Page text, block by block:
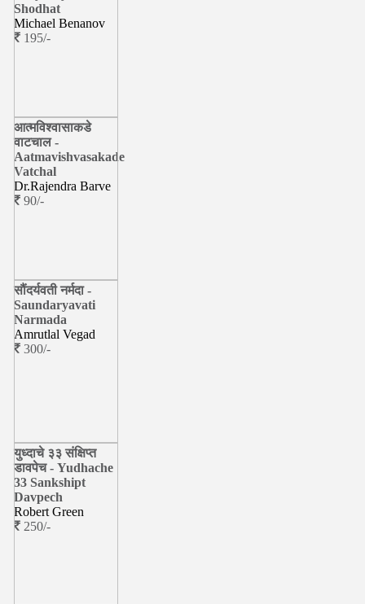
Shodhat
Michael Benanov
195/-
आत्मविश्वासाकडे
वाटचाल -
Aatmavishvasakade
Vatchal
Dr.Rajendra Barve
90/-
सौंदर्यवती नर्मदा -
Saundaryavati
Narmada
Amrutlal Vegad
300/-
युध्दाचे ३३ संक्षिप्त
डावपेच - Yudhache
33 Sankshipt
Davpech
Robert Green
250/-